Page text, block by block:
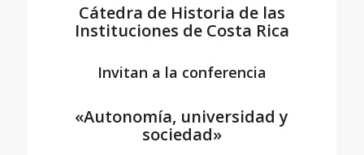
Cátedra de Historia de las
Instituciones de Costa Rica
Invitan a la conferencia
«Autonomía, universidad y
sociedad»